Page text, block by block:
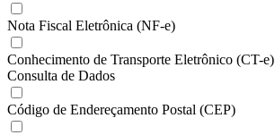
Nota Fiscal Eletrônica (NF-e)
Conhecimento de Transporte Eletrônico (CT-e)
Consulta de Dados
Código de Endereçamento Postal (CEP)